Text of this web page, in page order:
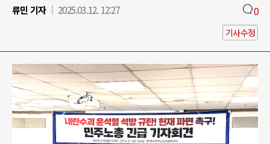
류민 기자
2025.03.12. 12:27 0
기사수정